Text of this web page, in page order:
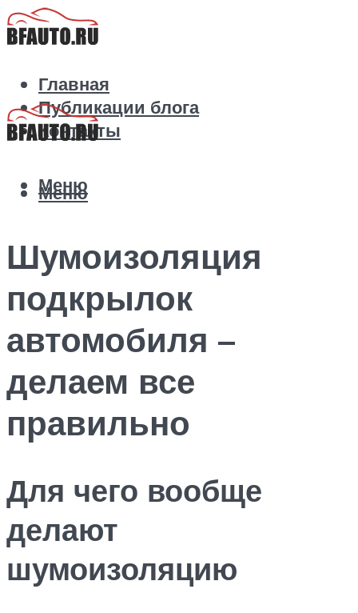
Главная
Публикации блога
Контакты
Меню
Меню
Шумоизоляция
подкрылок
автомобиля –
делаем все
правильно
Для чего вообще
делают
шумоизоляцию